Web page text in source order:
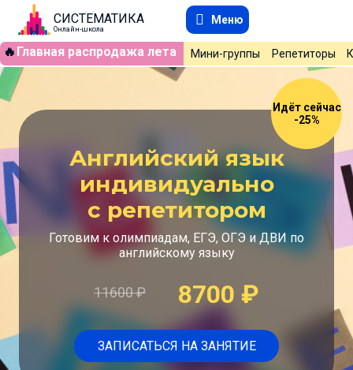
СИСТЕМАТИКА
Онлайн-школа
Меню
🔥 Главная распродажа лета Мини-группы Репетиторы
Идёт сейчас
-25%
Английский язык
индивидуально
с репетитором
Готовим к олимпиадам, ЕГЭ, ОГЭ и ДВИ по
английскому языку
11600₽ 8700 ₽
ЗАПИСАТЬСЯ НА ЗАНЯТИЕ